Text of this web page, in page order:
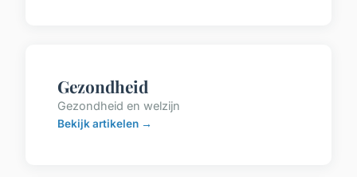
Gezondheid
Gezondheid en welzijn
Bekijk artikelen →